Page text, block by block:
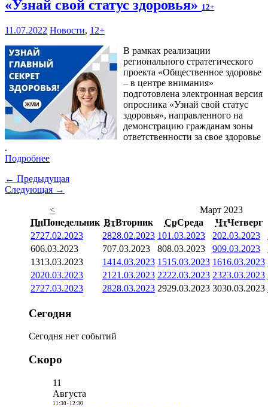
«Узнай свой статус здоровья» 12+
11.07.2022 Новости, 12+
В рамках реализации
регионального стратегического
проекта «Общественное здоровье
– в центре внимания»
подготовлена электронная версия
опросника «Узнай свой статус
здоровья», направленного на
демонстрацию гражданам зоны
ответственности за свое здоровье
.
Подробнее
← Предыдущая
Следующая →
<
Март 2023
ПнПонедельник ВтВторник СрСреда ЧтЧетверг
2727.02.2023 2828.02.2023 101.03.2023 202.03.2023
606.03.2023 707.03.2023 808.03.2023 909.03.2023
1313.03.2023 1414.03.2023 1515.03.2023 1616.03.2023
2020.03.2023 21 21.03.2023 2222.03.2023 2323.03.2023
2727.03.2023 2828.03.2023 2929.03.2023 3030.03.2023
Сегодня
Сегодня нет событий
Скоро
11
Августа
11:30- 12:30